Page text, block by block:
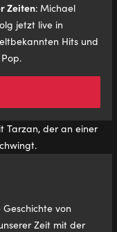
Zeiten: Michael
jetzt live in
Hits und
von
Zeit mit der